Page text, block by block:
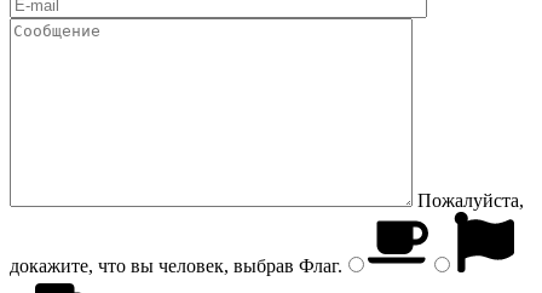
Пожалуйста,
докажите, что вы человек, выбрав Флаг.